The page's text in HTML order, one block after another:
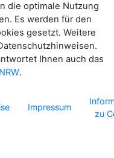
die optimale Nutzung
Es werden für den
gesetzt. Weitere
Ihnen auch das
.
Impressum
zu